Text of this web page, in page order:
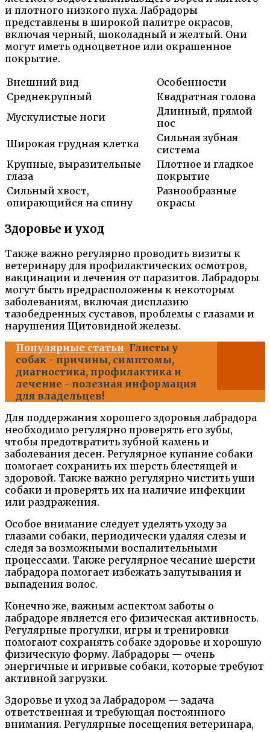
и плотного низкого пуха. Лабрадоры
представлены в широкой палитре окрасов,
включая черный, шоколадный и желтый. Они
могут иметь одноцветное или окрашенное
покрытие.
Внешний вид
Особенности
Среднекрупный
Квадратная голова
Мускулистые ноги
Длинный, прямой
нос
Широкая грудная клетка
Сильная зубная
система
Крупные, выразительные
глаза
Плотное и гладкое
покрытие
Сильный хвост,
опирающийся на спину
Разнообразные
окрасы
Здоровье и уход
Также важно регулярно проводить визиты к
ветеринару для профилактических осмотров,
вакцинации и лечения от паразитов. Лабрадоры
могут быть предрасположены к некоторым
заболеваниям, включая дисплазию
тазобедренных суставов, проблемы с глазами и
нарушения Щитовидной железы.
Популярные статьи Глисты у
собак - причины, симптомы,
диагностика, профилактика и
лечение - полезная информация
для владельцев!
Для поддержания хорошего здоровья лабрадора
необходимо регулярно проверять его зубы,
чтобы предотвратить зубной камень и
заболевания десен. Регулярное купание собаки
помогает сохранить их шерсть блестящей и
здоровой. Также важно регулярно чистить уши
собаки и проверять их на наличие инфекции
или раздражения.
Особое внимание следует уделять уходу за
глазами собаки, периодически удаляя слезы и
следя за возможными воспалительными
процессами. Также регулярное чесание шерсти
лабрадора помогает избежать запутывания и
выпадения волос.
Конечно же, важным аспектом заботы о
лабрадоре является его физическая активность.
Регулярные прогулки, игры и тренировки
помогают сохранять собаке здоровье и хорошую
физическую форму. Лабрадоры — очень
энергичные и игривые собаки, которые требуют
активной загрузки.
Здоровье и уход за Лабрадором — задача
ответственная и требующая постоянного
внимания. Регулярные посещения ветеринара,